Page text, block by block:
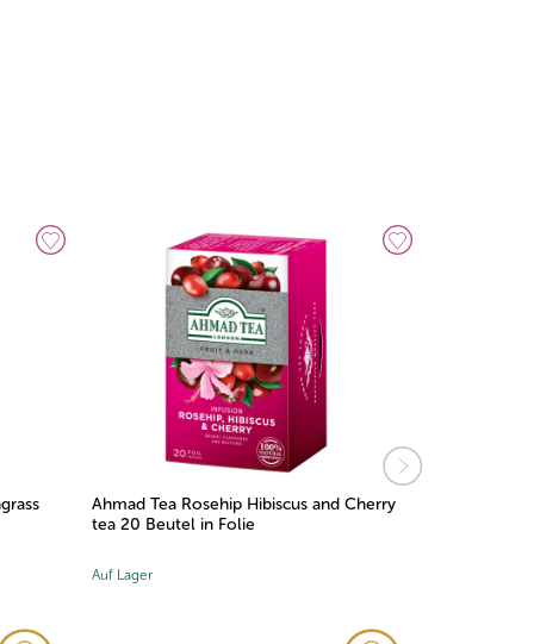
Ahmad Tea Rosehip Hibiscus and Cherry
tea 20 Beutel in Folie
Auf Lager